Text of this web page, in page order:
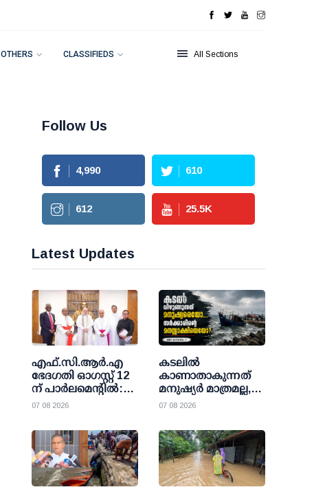
OTHERS CLASSIFIEDS All Sections
Follow Us
4,990 610
612 25.5K
Latest Updates
എഫ്.സി.ആര്‍.എ
ഭേദഗതി ഓഗസ്റ്റ് 12
ന് പാര്‍ലമെന്റില്‍:
ആശങ്ക അറിയിച്ച്
സഭകളും മിസോറം
സര്‍ക്കാരും;
വഴങ്ങാതെ കേന്ദ്രം
07 08 2026
കടലിൽ
കാണാതാകുന്നത്
മനുഷ്യർ മാത്രമല്ല,
സർക്കാരിന്റെ
07 08 2026